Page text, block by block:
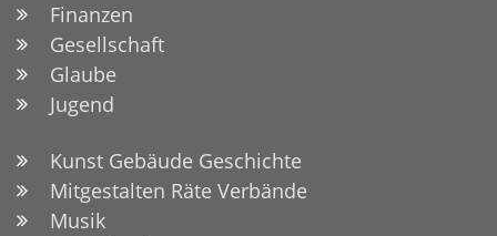
Finanzen
Gesellschaft
Glaube
Jugend
Kunst Gebäude Geschichte
Mitgestalten Räte Verbände
Musik